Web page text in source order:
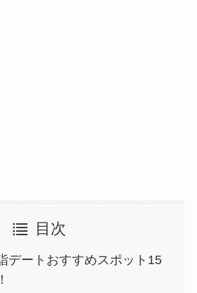
目次
デートおすすめスポット15